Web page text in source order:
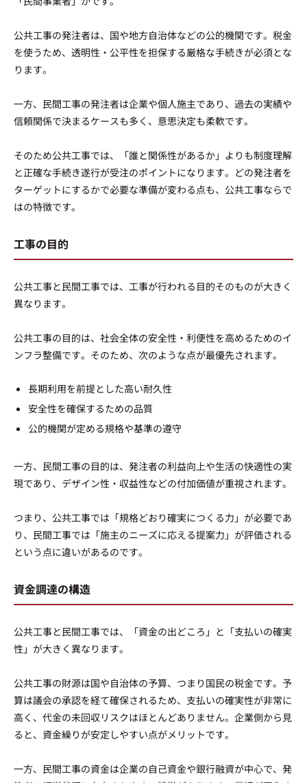
公共工事の発注者は、国や地方自治体などの公的機関です。税金
を使うため、透明性・公平性を担保する厳格な手続きが必須とな
ります。
一方、民間工事の発注者は企業や個人施主であり、過去の実績や
信頼関係で決まるケースも多く、意思決定も柔軟です。
そのため公共工事では、「誰と関係性があるか」よりも制度理解
と正確な手続き遂行が受注のポイントになります。どの発注者を
ターゲットにするかで必要な準備が変わる点も、公共工事ならで
はの特徴です。
工事の目的
公共工事と民間工事では、工事が行われる目的そのものが大きく
異なります。
公共工事の目的は、社会全体の安全性・利便性を高めるためのイ
ンフラ整備です。そのため、次のような点が最優先されます。
長期利用を前提とした高い耐久性
安全性を確保するための品質
公的機関が定める規格や基準の遵守
一方、民間工事の目的は、発注者の利益向上や生活の快適性の実
現であり、デザイン性・収益性などの付加価値が重視されます。
つまり、公共工事では「規格どおり確実につくる力」が必要であ
り、民間工事では「施主のニーズに応える提案力」が評価される
という点に違いがあるのです。
資金調達の構造
公共工事と民間工事では、「資金の出どころ」と「支払いの確実
性」が大きく異なります。
公共工事の財源は国や自治体の予算、つまり国民の税金です。予
算は議会の承認を経て確保されるため、支払いの確実性が非常に
高く、代金の未回収リスクはほとんどありません。企業側から見
ると、資金繰りが安定しやすい点がメリットです。
一方、民間工事の資金は企業の自己資金や銀行融資が中心で、発